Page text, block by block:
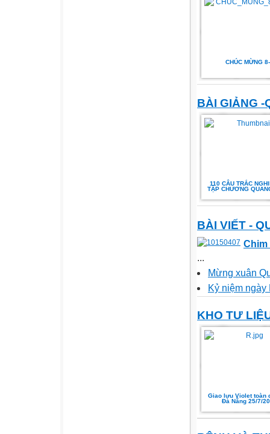
CHÚC MỪNG
BÀI GIẢNG -
110 CÂU TRẮC
TẬP CHƯƠNG
BÀI VIẾT -
Chim
...
Mừng xuân
Kỷ niệm ngày
KHO TƯ
Giao lưu Violet toàn
Đà Nẵng 25/7/